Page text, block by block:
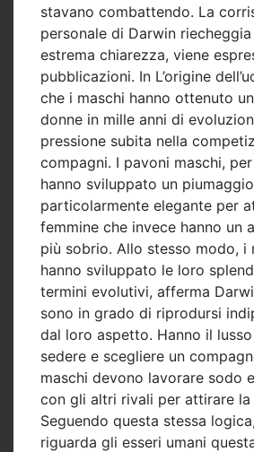
stavano combattendo. La
personale di Darwin
estrema chiarezza, viene
pubblicazioni. In L’origine
che i maschi hanno ottenuto
donne in mille anni di
pressione subita nella
compagni. I pavoni maschi,
hanno sviluppato un
particolarmente elegante per
femmine che invece hanno un
più sobrio. Allo stesso modo, i
hanno sviluppato le loro
termini evolutivi, afferma
sono in grado di riprodursi
dal loro aspetto. Hanno il
sedere e scegliere un
maschi devono lavorare sodo
con gli altri rivali per attirare
Seguendo questa stessa
riguarda gli esseri umani